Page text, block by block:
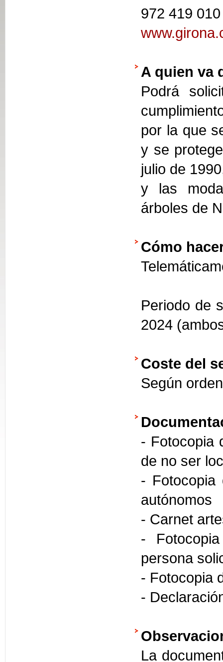
972 419 010
A quien va
Podrá
por la que
y se
julio de
y las
árboles de
Cómo
Periodo de
2024
Coste del
Según
- Fotocopia
de no ser
- Fotocopia
autónomos
- Carnet
-
persona
- Fotocopia
-
La